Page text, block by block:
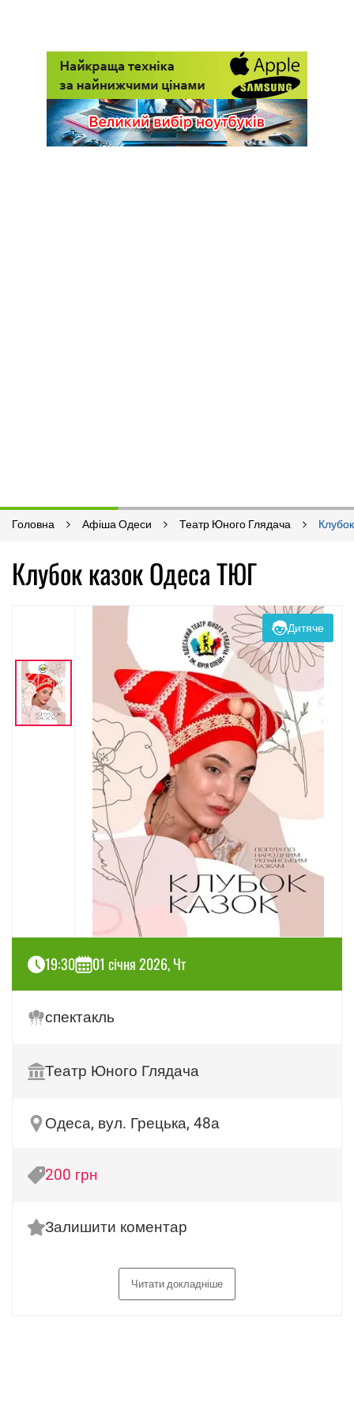
Головна Афіша Одеси Театр Юного Глядача
Клубок казок Одеса ТЮГ
Дитяче
19:30 01 січня 2026, Чт
спектакль
Театр Юного Глядача
Одеса, вул. Грецька, 48а
200 грн
Залишити коментар
Читати докладніше